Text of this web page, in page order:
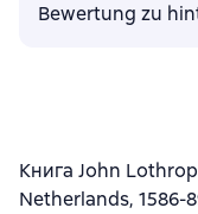
Bewertung zu
Книга John
Netherlands,